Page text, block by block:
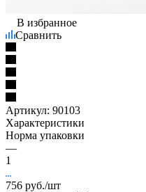
В избранное
Сравнить
Артикул: 90103
Характеристики
Норма упаковки
—
1
756 руб./шт